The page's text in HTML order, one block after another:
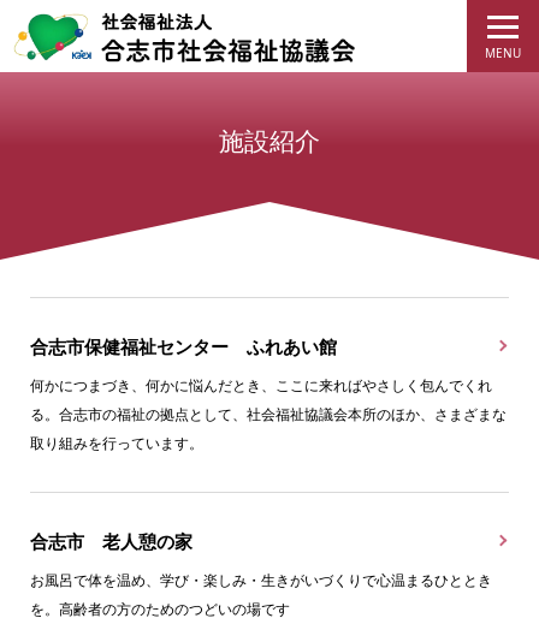
施設紹介
合志市保健福祉センター ふれあい館
何かにつまづき、何かに悩んだとき、ここに来ればやさしく包んでくれ
る。合志市の福祉の拠点として、社会福祉協議会本所のほか、さまざまな
取り組みを行っています。
合志市 老人憩の家
お風呂で体を温め、学び・楽しみ・生きがいづくりで心温まるひととき
を。高齢者の方のためのつどいの場です